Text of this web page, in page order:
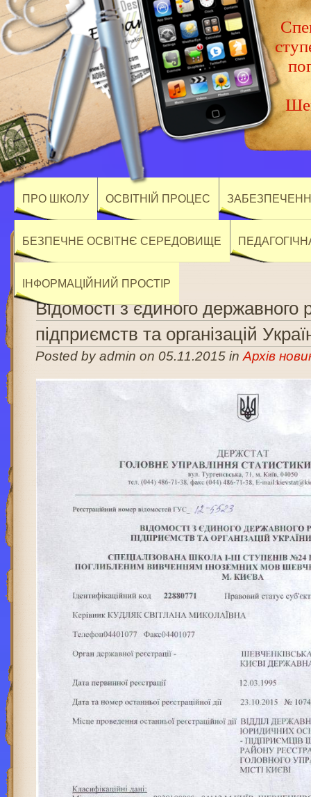
ПРО ШКОЛУ ОСВІТНІЙ ПРОЦЕС
БЕЗПЕЧНЕ ОСВІТНЄ СЕРЕДОВИЩЕ
ІНФОРМАЦІЙНИЙ ПРОСТІР
Відомості з єдиного державного
підприємств та організацій
Posted by admin on 05.11.2015 inАрхів